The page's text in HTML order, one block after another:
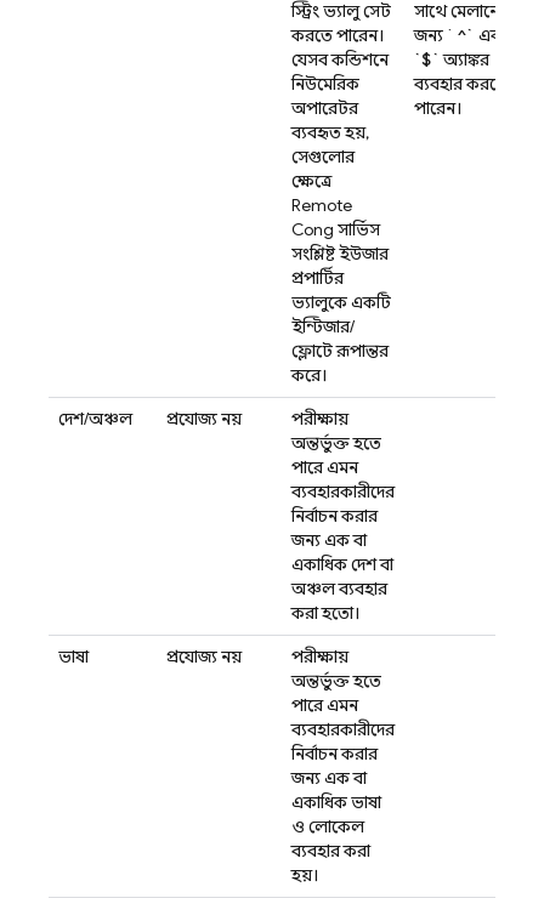
স্ট্রিং ভ্যালু সেট
করতে পারেন।
যেসব কন্ডিশনে
নিউমেরিক
অপারেটর
ব্যবহৃত হয়,
সেগুলোর
ক্ষেত্রে
Remote
Config সার্ভিস
সংশ্লিষ্ট ইউজার
প্রপার্টির
ভ্যালুকে একটি
ইন্টিজার/
ফ্লোটে রূপান্তর
করে।
সাথে মেলানোর
জন্য ` ^` এবং
`$` অ্যাঙ্কর
ব্যবহার করতে
পারেন।
দেশ/অঞ্চল প্রযোজ্য নয়
পরীক্ষায়
অন্তর্ভুক্ত হতে
পারে এমন
ব্যবহারকারীদের
নির্বাচন করার
জন্য এক বা
একাধিক দেশ বা
অঞ্চল ব্যবহার
করা হতো।
ভাষা
প্রযোজ্য নয়
পরীক্ষায়
অন্তর্ভুক্ত হতে
পারে এমন
ব্যবহারকারীদের
নির্বাচন করার
জন্য এক বা
একাধিক ভাষা
ও লোকেল
ব্যবহার করা
হয়।